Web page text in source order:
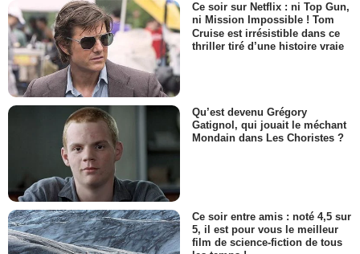
Ce soir sur Netflix : ni Top Gun,
ni Mission Impossible ! Tom
Cruise est irrésistible dans ce
thriller tiré d’une histoire vraie
Qu’est devenu Grégory
Gatignol, qui jouait le méchant
Mondain dans Les Choristes ?
Ce soir entre amis : noté 4,5 sur
5, il est pour vous le meilleur
film de science-fiction de tous